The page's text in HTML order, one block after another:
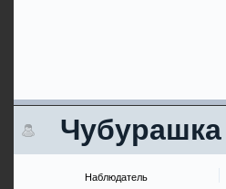
Чубурашка
Наблюдатель